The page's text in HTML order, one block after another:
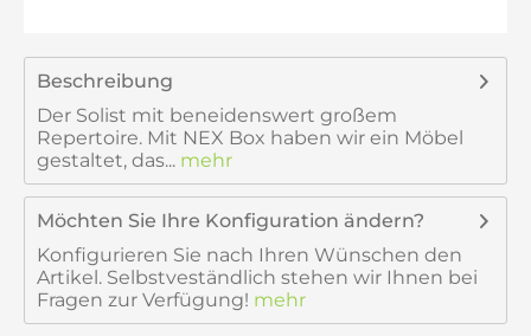
Beschreibung
Der Solist mit beneidenswert großem
Repertoire. Mit NEX Box haben wir ein Möbel
gestaltet, das... mehr
Möchten Sie Ihre Konfiguration ändern?
Konfigurieren Sie nach Ihren Wünschen den
Artikel. Selbstveständlich stehen wir Ihnen bei
Fragen zur Verfügung! mehr